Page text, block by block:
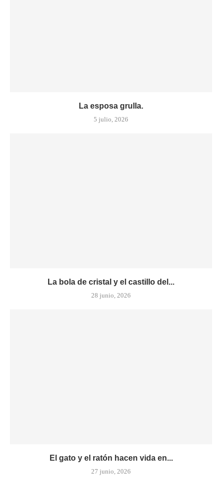
La esposa grulla.
5 julio, 2026
La bola de cristal y el castillo del...
28 junio, 2026
El gato y el ratón hacen vida en...
27 junio, 2026